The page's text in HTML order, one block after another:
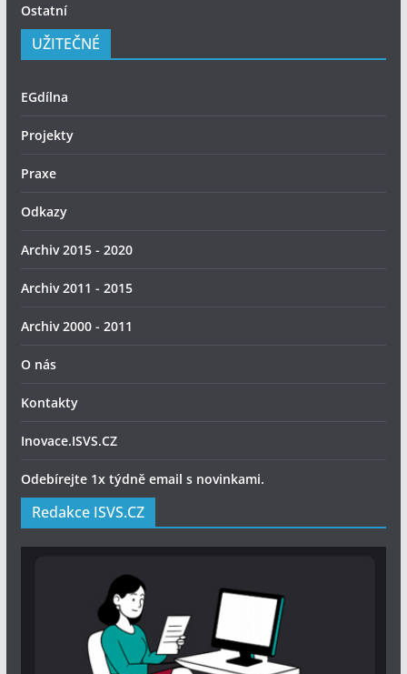
Ostatní
UŽITEČNÉ
EGdílna
Projekty
Praxe
Odkazy
Archiv 2015 - 2020
Archiv 2011 - 2015
Archiv 2000 - 2011
O nás
Kontakty
Inovace.ISVS.CZ
Odebírejte 1x týdně email s novinkami.
Redakce ISVS.CZ